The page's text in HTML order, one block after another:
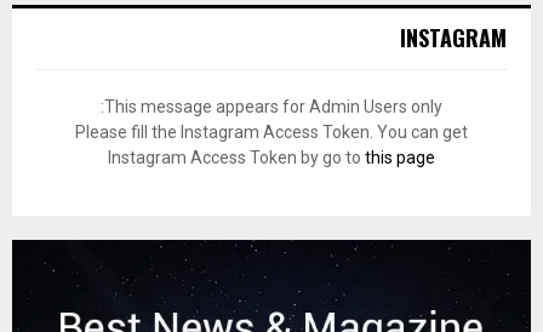
INSTAGRAM
This message appears for Admin Users only:
Please fill the Instagram Access Token. You can get
Instagram Access Token by go to this page